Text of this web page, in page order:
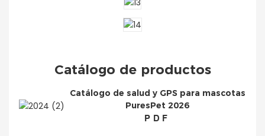
Catálogo de productos
Catálogo de salud y GPS para mascotas
PuresPet 2026
PDF